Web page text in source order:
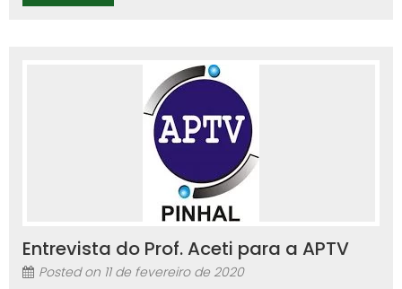
Entrevista do Prof. Aceti para a APTV
Posted on 11 de fevereiro de 2020